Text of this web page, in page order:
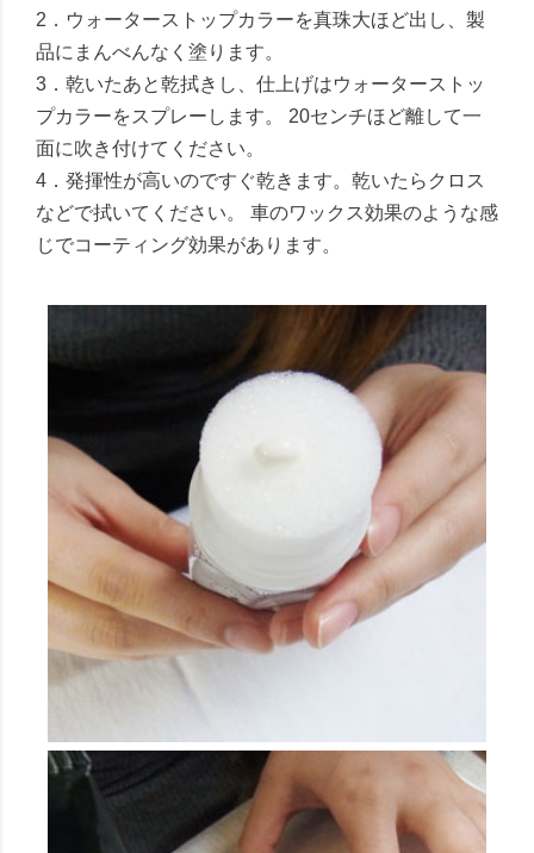
2．ウォーターストップカラーを真珠大ほど出し、製
品にまんべんなく塗ります。
3．乾いたあと乾拭きし、仕上げはウォーターストッ
プカラーをスプレーします。 20センチほど離して一
面に吹き付けてください。
4．発揮性が高いのですぐ乾きます。乾いたらクロス
などで拭いてください。 車のワックス効果のような感
じでコーティング効果があります。